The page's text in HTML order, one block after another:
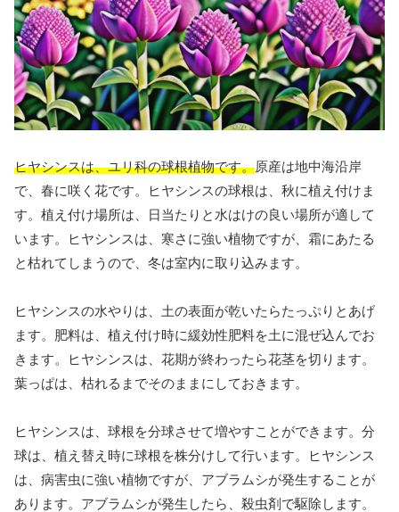
ヒヤシンスは、ユリ科の球根植物です。原産は地中海沿岸
で、春に咲く花です。ヒヤシンスの球根は、秋に植え付けま
す。植え付け場所は、日当たりと水はけの良い場所が適して
います。ヒヤシンスは、寒さに強い植物ですが、霜にあたる
と枯れてしまうので、冬は室内に取り込みます。
ヒヤシンスの水やりは、土の表面が乾いたらたっぷりとあげ
ます。肥料は、植え付け時に緩効性肥料を土に混ぜ込んでお
きます。ヒヤシンスは、花期が終わったら花茎を切ります。
葉っぱは、枯れるまでそのままにしておきます。
ヒヤシンスは、球根を分球させて増やすことができます。分
球は、植え替え時に球根を株分けして行います。ヒヤシンス
は、病害虫に強い植物ですが、アブラムシが発生することが
あります。アブラムシが発生したら、殺虫剤で駆除します。